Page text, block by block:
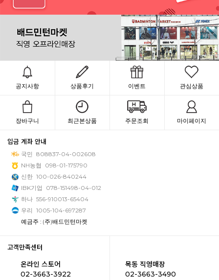
공지사항 상품후기 이벤트 관심상품
장바구니 최근본상품 주문조회 마이페이지
입금 계좌 안내
국민 808837-04-002608
NH농협
098-01-175790
신한 100-026-840244
IBK기업
078-151498-04-012
하나 556-910013-65404
우리 1005-104-697287
예금주 : (주)배드민턴마켓
고객만족센터
온라인 스토어
02-3663-3922
목동 직영매장
02-3663-3490